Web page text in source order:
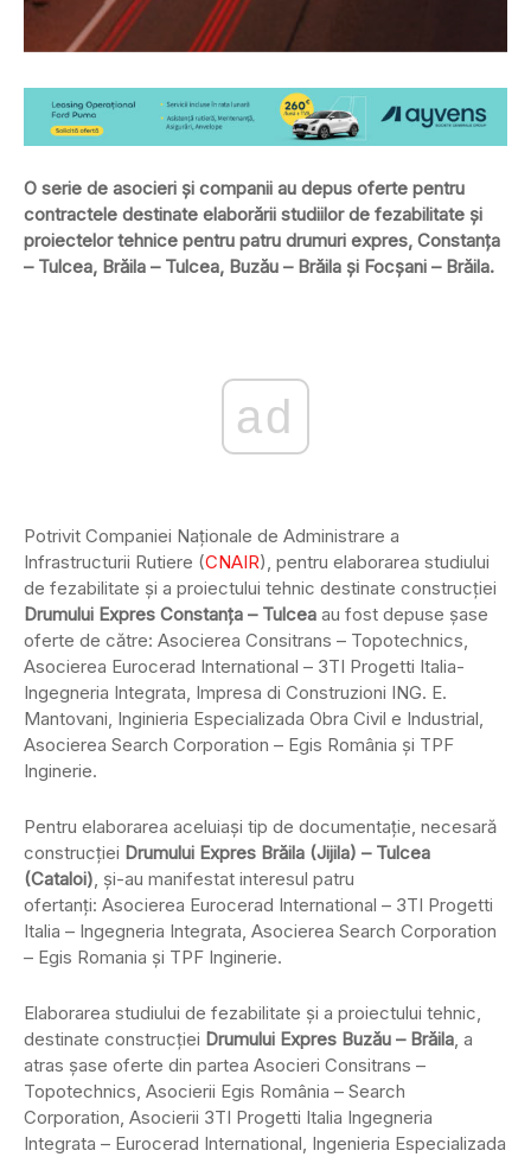
O serie de asocieri şi companii au depus oferte pentru
contractele destinate elaborării studiilor de fezabilitate şi
proiectelor tehnice pentru patru drumuri expres, Constanţa
– Tulcea, Brăila – Tulcea, Buzău – Brăila şi Focşani – Brăila.
ad
Potrivit Companiei Naţionale de Administrare a
Infrastructurii Rutiere (CNAIR), pentru elaborarea studiului
de fezabilitate şi a proiectului tehnic destinate construcţiei
Drumului Expres Constanţa – Tulcea au fost depuse şase
oferte de către: Asocierea Consitrans – Topotechnics,
Asocierea Eurocerad International – 3TI Progetti Italia-
Ingegneria Integrata, Impresa di Construzioni ING. E.
Mantovani, Inginieria Especializada Obra Civil e Industrial,
Asocierea Search Corporation – Egis România şi TPF
Inginerie.
Pentru elaborarea aceluiaşi tip de documentaţie, necesară
construcţiei Drumului Expres Brăila (Jijila) – Tulcea
(Cataloi), şi-au manifestat interesul patru
ofertanţi: Asocierea Eurocerad International – 3TI Progetti
Italia – Ingegneria Integrata, Asocierea Search Corporation
– Egis Romania şi TPF Inginerie.
Elaborarea studiului de fezabilitate şi a proiectului tehnic,
destinate construcţiei Drumului Expres Buzău – Brăila, a
atras şase oferte din partea Asocieri Consitrans –
Topotechnics, Asocierii Egis România – Search
Corporation, Asocierii 3TI Progetti Italia Ingegneria
Integrata – Eurocerad International, Ingenieria Especializada